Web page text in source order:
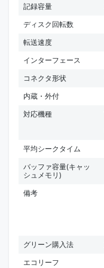
記録容量
ディスク回転数
転送速度
インターフェース
コネクタ形状
内蔵・外付
対応機種
平均シークタイム
バッファ容量(キャッ
シュメモリ)
備考
グリーン購入法
エコリーフ